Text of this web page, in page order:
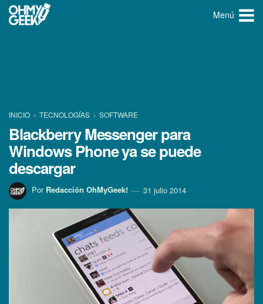
Menú
INICIO TECNOLOGÍ­AS SOFTWARE
Blackberry Messenger para
Windows Phone ya se puede
descargar
Por Redacción OhMyGeek! 31 julio 2014